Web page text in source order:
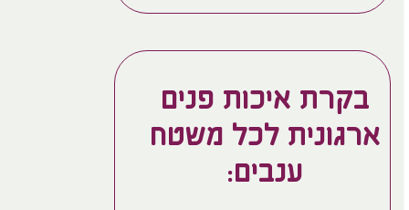
בקרת איכות פנים
ארגונית לכל משטח
ענבים: